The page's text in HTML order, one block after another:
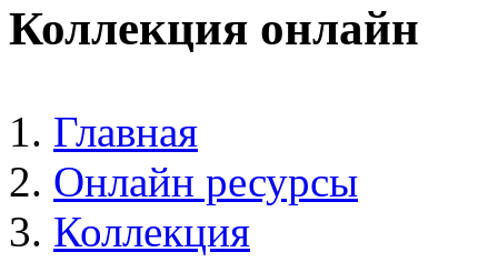
Коллекция онлайн
Главная
Онлайн ресурсы
Коллекция